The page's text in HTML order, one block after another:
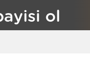
ol